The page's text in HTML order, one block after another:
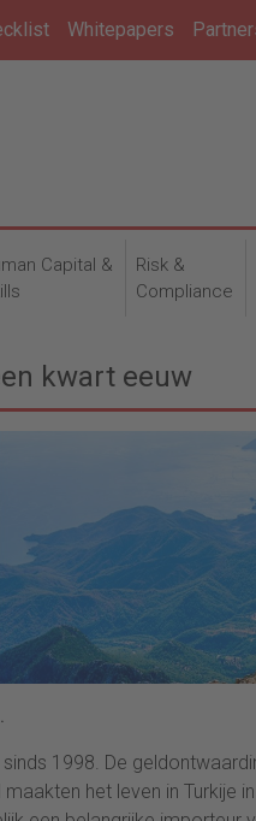
Whitepapers
Capital &
Risk &
Compliance
kwart eeuw
1998. De
het leven in Turkije